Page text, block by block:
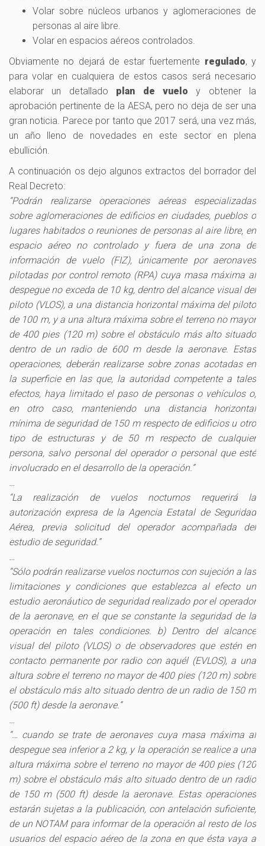
Volar sobre núcleos urbanos y aglomeraciones de
personas al aire libre.
Volar en espacios aéreos controlados.
Obviamente no dejará de estar fuertemente regulado, y
para volar en cualquiera de estos casos será necesario
elaborar un detallado plan de vuelo y obtener la
aprobación pertinente de la AESA, pero no deja de ser una
gran noticia. Parece por tanto que 2017 será, una vez más,
un año lleno de novedades en este sector en plena
ebullición.
A continuación os dejo algunos extractos del borrador del
Real Decreto:
“Podrán realizarse operaciones aéreas especializadas
sobre aglomeraciones de edificios en ciudades, pueblos o
lugares habitados o reuniones de personas al aire libre, en
espacio aéreo no controlado y fuera de una zona de
información de vuelo (FIZ), únicamente por aeronaves
pilotadas por control remoto (RPA) cuya masa máxima al
despegue no exceda de 10 kg, dentro del alcance visual del
piloto (VLOS), a una distancia horizontal máxima del piloto
de 100 m, y a una altura máxima sobre el terreno no mayor
de 400 pies (120 m) sobre el obstáculo más alto situado
dentro de un radio de 600 m desde la aeronave. Estas
operaciones, deberán realizarse sobre zonas acotadas en
la superficie en las que, la autoridad competente a tales
efectos, haya limitado el paso de personas o vehículos o,
en otro caso, manteniendo una distancia horizontal
mínima de seguridad de 150 m respecto de edificios u otro
tipo de estructuras y de 50 m respecto de cualquier
persona, salvo personal del operador o personal que esté
involucrado en el desarrollo de la operación.”
…
“La realización de vuelos nocturnos requerirá la
autorización expresa de la Agencia Estatal de Seguridad
Aérea, previa solicitud del operador acompañada del
estudio de seguridad.”
…
“Sólo podrán realizarse vuelos nocturnos con sujeción a las
limitaciones y condiciones que establezca al efecto un
estudio aeronáutico de seguridad realizado por el operador
de la aeronave, en el que se constante la seguridad de la
operación en tales condiciones. b) Dentro del alcance
visual del piloto (VLOS) o de observadores que estén en
contacto permanente por radio con aquél (EVLOS), a una
altura sobre el terreno no mayor de 400 pies (120 m) sobre
el obstáculo más alto situado dentro de un radio de 150 m
(500 ft) desde la aeronave.”
…
“… cuando se trate de aeronaves cuya masa máxima al
despegue sea inferior a 2 kg, y la operación se realice a una
altura máxima sobre el terreno no mayor de 400 pies (120
m) sobre el obstáculo más alto situado dentro de un radio
de 150 m (500 ft) desde la aeronave. Estas operaciones
estarán sujetas a la publicación, con antelación suficiente,
de un NOTAM para informar de la operación al resto de los
usuarios del espacio aéreo de la zona en que ésta vaya a